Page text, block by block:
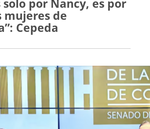
solo por Nancy, es por
mujeres de
Cepeda